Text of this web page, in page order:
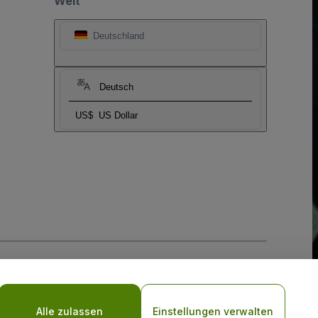
Deutschland
Deutsch
US$ US Dollar
RichtlinieundDatenschutzrichtlinie für Mobilanwendungen
Alle zulassen Einstellungen verwalten